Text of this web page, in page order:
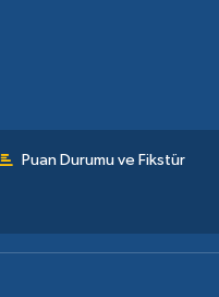
Puan Durumu ve Fikstür